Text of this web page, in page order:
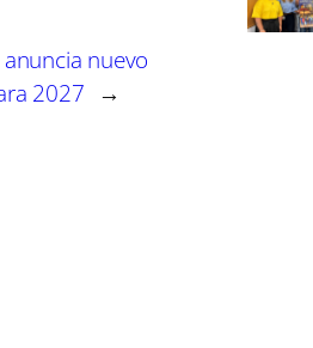
el
anuncia nuevo
2027 →